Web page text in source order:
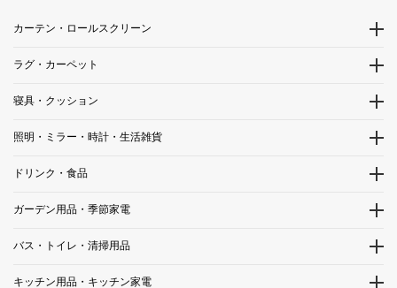
カーテン・ロールスクリーン
ラグ・カーペット
寝具・クッション
照明・ミラー・時計・生活雑貨
ドリンク・食品
ガーデン用品・季節家電
バス・トイレ・清掃用品
キッチン用品・キッチン家電